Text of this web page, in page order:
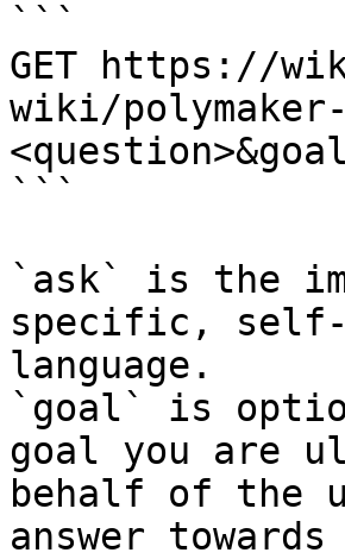
```
GET https://
wiki/
```
`ask` is the
specific, self-
language.
`goal` is
goal you are
behalf of the
answer